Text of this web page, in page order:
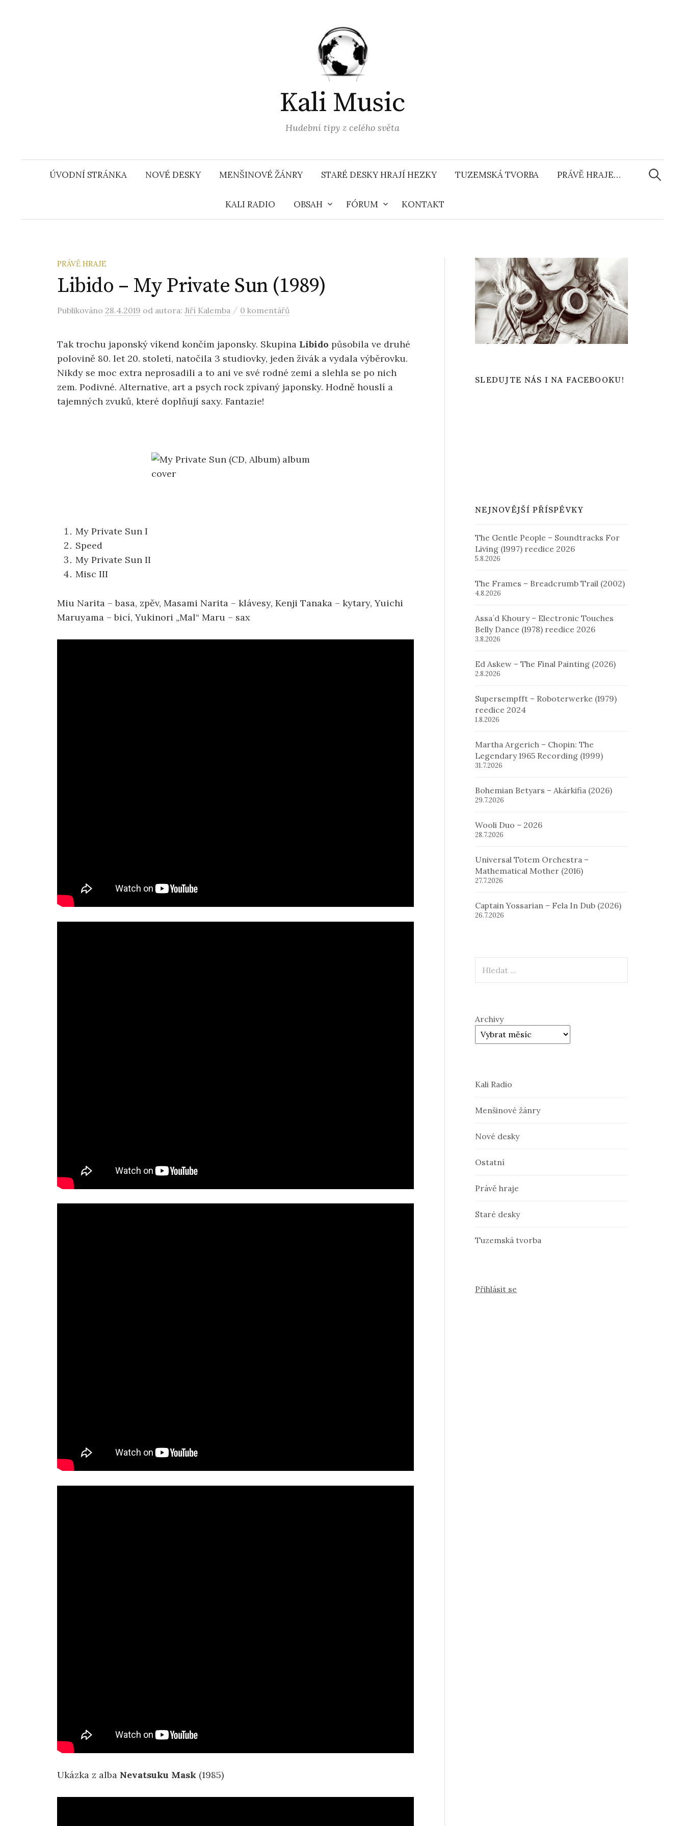
Kali Music
Hudební tipy z celého světa
ÚVODNÍ STRÁNKA NOVÉ DESKY MENŠINOVÉ ŽÁNRY STARÉ DESKY HRAJÍ HEZKY TUZEMSKÁ TVORBA PRÁVĚ HRAJE…
KALI RADIO OBSAH FÓRUM KONTAKT
PRÁVĚ HRAJE
Libido – My Private Sun (1989)
Publikováno 28.4.2019 od autora: Jiří Kalemba / 0 komentářů
Tak trochu japonský víkend končím japonsky. Skupina Libido působila ve druhé
polovině 80. let 20. století, natočila 3 studiovky, jeden živák a vydala výběrovku.
Nikdy se moc extra neprosadili a to ani ve své rodné zemi a slehla se po nich
zem. Podivné. Alternative, art a psych rock zpívaný japonsky. Hodně houslí a
tajemných zvuků, které doplňují saxy. Fantazie!
My Private Sun I
Speed
My Private Sun II
Misc III
Miu Narita – basa, zpěv, Masami Narita – klávesy, Kenji Tanaka – kytary, Yuichi
Maruyama – bicí, Yukinori „Mal“ Maru – sax
Ukázka z alba Nevatsuku Mask (1985)
SLEDUJTE NÁS I NA FACEBOOKU!
NEJNOVĚJŠÍ PŘÍSPĚVKY
The Gentle People – Soundtracks For
Living (1997) reedice 2026
5.8.2026
The Frames – Breadcrumb Trail (2002)
4.8.2026
Assa´d Khoury – Electronic Touches
Belly Dance (1978) reedice 2026
3.8.2026
Ed Askew – The Final Painting (2026)
2.8.2026
Supersempfft – Roboterwerke (1979)
reedice 2024
1.8.2026
Martha Argerich – Chopin: The
Legendary 1965 Recording (1999)
31.7.2026
Bohemian Betyars – Akárkifia (2026)
29.7.2026
Wooli Duo – 2026
28.7.2026
Universal Totem Orchestra –
Mathematical Mother (2016)
27.7.2026
Captain Yossarian – Fela In Dub (2026)
26.7.2026
Archivy
Kali Radio
Menšinové žánry
Nové desky
Ostatní
Právě hraje
Staré desky
Tuzemská tvorba
Přihlásit se